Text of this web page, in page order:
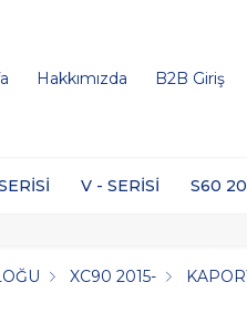
Hakkımızda B2B Giriş
V - SERİSİ S60
XC90 2015-